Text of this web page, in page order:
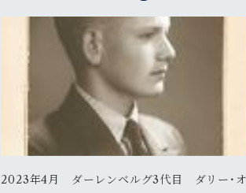
2023年4月 ダーレンベルグ3代目 ダリー･オ